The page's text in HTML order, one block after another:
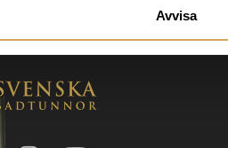
Avvisa